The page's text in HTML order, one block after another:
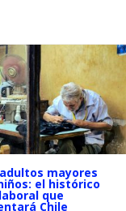
mayores
el histórico
que
Chile